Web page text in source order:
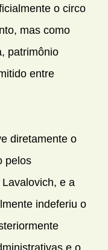
o circo
mas como
patrimônio
entre
diretamente o
pelos
e a
indeferiu o